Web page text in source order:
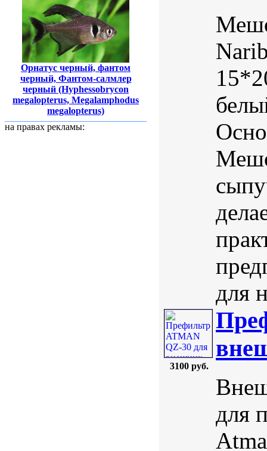
Орнатус черный, фантом
черный, Фантом-салмлер
черный (Hyphessobrycon
megalopterus, Megalamphodus
megalopterus)
на правах рекламы:
для
3100 руб.
для